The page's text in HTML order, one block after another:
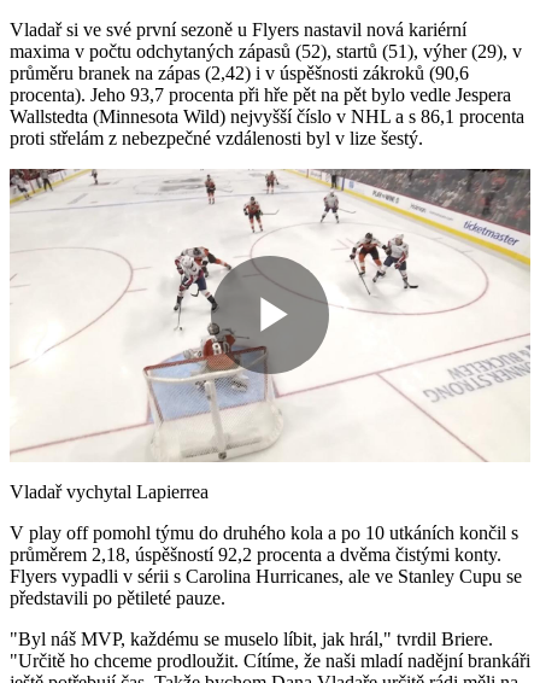
Vladař si ve své první sezoně u Flyers nastavil nová kariérní
maxima v počtu odchytaných zápasů (52), startů (51), výher (29), v
průměru branek na zápas (2,42) i v úspěšnosti zákroků (90,6
procenta). Jeho 93,7 procenta při hře pět na pět bylo vedle Jespera
Wallstedta (Minnesota Wild) nejvyšší číslo v NHL a s 86,1 procenta
proti střelám z nebezpečné vzdálenosti byl v lize šestý.
Play
Vladař vychytal Lapierrea
V play off pomohl týmu do druhého kola a po 10 utkáních končil s
průměrem 2,18, úspěšností 92,2 procenta a dvěma čistými konty.
Flyers vypadli v sérii s Carolina Hurricanes, ale ve Stanley Cupu se
představili po pětileté pauze.
"Byl náš MVP, každému se muselo líbit, jak hrál," tvrdil Briere.
"Určitě ho chceme prodloužit. Cítíme, že naši mladí nadějní brankáři